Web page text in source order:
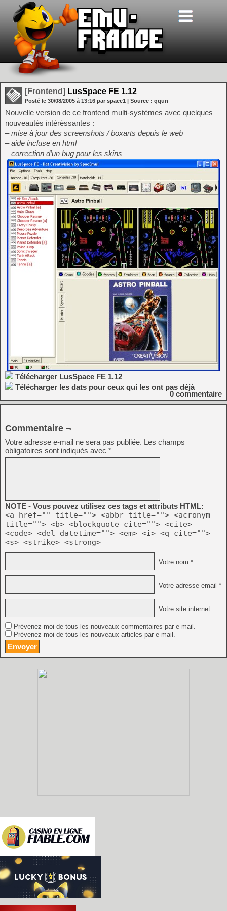
[Frontend] LusSpace FE 1.12
Posté le 30/08/2005 à 13:16 par space1 | Source : qqun
Nouvelle version de ce frontend multi-systèmes avec quelques
nouveautés intéréssantes :
– mise à jour des screenshots / boxarts depuis le web
– aide incluse en html
– correction d’un bug pour les skins
Télécharger LusSpace FE 1.12
Télécharger les dats pour ceux qui les ont pas déjà
0 commentaire
Commentaire ¬
Votre adresse e-mail ne sera pas publiée. Les champs
obligatoires sont indiqués avec *
NOTE - Vous pouvez utilisez ces tags et attributs HTML:
<a href="" title=""> <abbr title=""> <acronym
title=""> <b> <blockquote cite=""> <cite>
<code> <del datetime=""> <em> <i> <q cite="">
<s> <strike> <strong>
Votre nom *
Votre adresse email *
Votre site internet
Prévenez-moi de tous les nouveaux commentaires par e-mail.
Prévenez-moi de tous les nouveaux articles par e-mail.